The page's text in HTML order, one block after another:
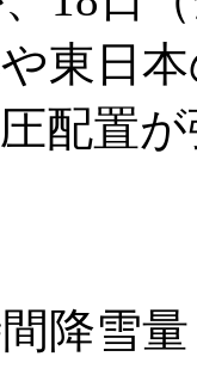
東日
配置
降雪量